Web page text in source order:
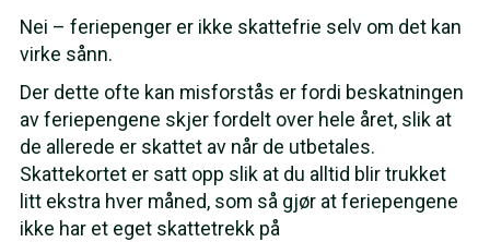
Nei – feriepenger er ikke skattefrie selv om det kan
virke sånn.
Der dette ofte kan misforstås er fordi beskatningen
av feriepengene skjer fordelt over hele året, slik at
de allerede er skattet av når de utbetales.
Skattekortet er satt opp slik at du alltid blir trukket
litt ekstra hver måned, som så gjør at feriepengene
ikke har et eget skattetrekk på